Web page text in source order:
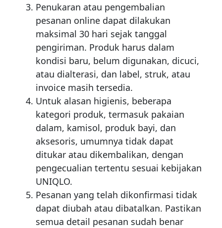
Penukaran atau pengembalian
pesanan online dapat dilakukan
maksimal 30 hari sejak tanggal
pengiriman. Produk harus dalam
kondisi baru, belum digunakan, dicuci,
atau dialterasi, dan label, struk, atau
invoice masih tersedia.
Untuk alasan higienis, beberapa
kategori produk, termasuk pakaian
dalam, kamisol, produk bayi, dan
aksesoris, umumnya tidak dapat
ditukar atau dikembalikan, dengan
pengecualian tertentu sesuai kebijakan
UNIQLO.
Pesanan yang telah dikonfirmasi tidak
dapat diubah atau dibatalkan. Pastikan
semua detail pesanan sudah benar